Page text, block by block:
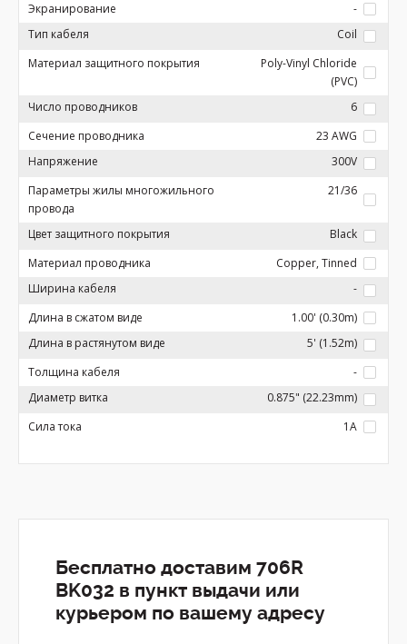
Экранирование
-
Тип кабеля
Coil
Материал защитного покрытия
Poly-Vinyl Chloride
(PVC)
Число проводников
6
Сечение проводника
23 AWG
Напряжение
300V
Параметры жилы многожильного
провода
21/36
Цвет защитного покрытия
Black
Материал проводника
Copper, Tinned
Ширина кабеля
-
Длина в сжатом виде
1.00' (0.30m)
Длина в растянутом виде
5' (1.52m)
Толщина кабеля
-
Диаметр витка
0.875" (22.23mm)
Сила тока
1A
Бесплатно доставим 706R
BK032 в пункт выдачи или
курьером по вашему адресу